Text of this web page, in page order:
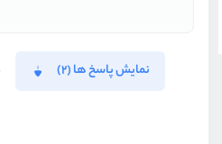
نمایش پاسخ ها (2)